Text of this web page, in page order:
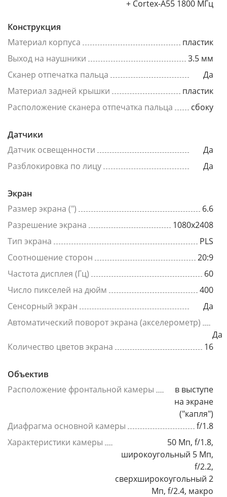
+ Cortex-A55 1800 МГц
Конструкция
Материал корпуса
пластик
Выход на наушники
3.5 мм
Сканер отпечатка пальца
Да
Материал задней крышки
пластик
Расположение сканера отпечатка пальца
сбоку
Датчики
Датчик освещенности
Да
Разблокировка по лицу
Да
Экран
Размер экрана (")
6.6
Разрешение экрана
1080x2408
Тип экрана
PLS
Соотношение сторон
20:9
Частота дисплея (Гц)
60
Число пикселей на дюйм
400
Сенсорный экран
Да
Автоматический поворот экрана (акселерометр)
Да
Количество цветов экрана
16
Объектив
Расположение фронтальной камеры
в выступе
на экране
("капля")
Диафрагма основной камеры
f/1.8
Характеристики камеры
50 Мп, f/1.8,
широкоугольный 5 Мп,
f/2.2,
сверхширокоугольный 2
Мп, f/2.4, макро